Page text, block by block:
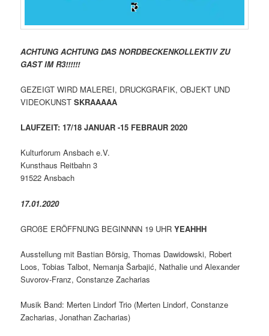
ACHTUNG ACHTUNG DAS NORDBECKENKOLLEKTIV ZU
GAST IM R3!!!!!!
GEZEIGT WIRD MALEREI, DRUCKGRAFIK, OBJEKT UND
VIDEOKUNSTSKRAAAAA
LAUFZEIT: 17/18 JANUAR -15 FEBRAUR 2020
Kulturforum Ansbach e.V.
Kunsthaus Reitbahn 3
91522 Ansbach
17.01.2020
GROßE ERÖFFNUNG BEGINNNN 19 UHRYEAHHH
Ausstellung mit Bastian Börsig, Thomas Dawidowski, Robert
Loos, Tobias Talbot, Nemanja Šarbajić, Nathalie und Alexander
Suvorov-Franz, Constanze Zacharias
Musik Band: Merten Lindorf Trio (Merten Lindorf, Constanze
Zacharias, Jonathan Zacharias)